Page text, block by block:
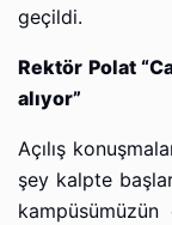
geçildi.
Rektör Polat
alıyor”
Açılış
şey kalpte